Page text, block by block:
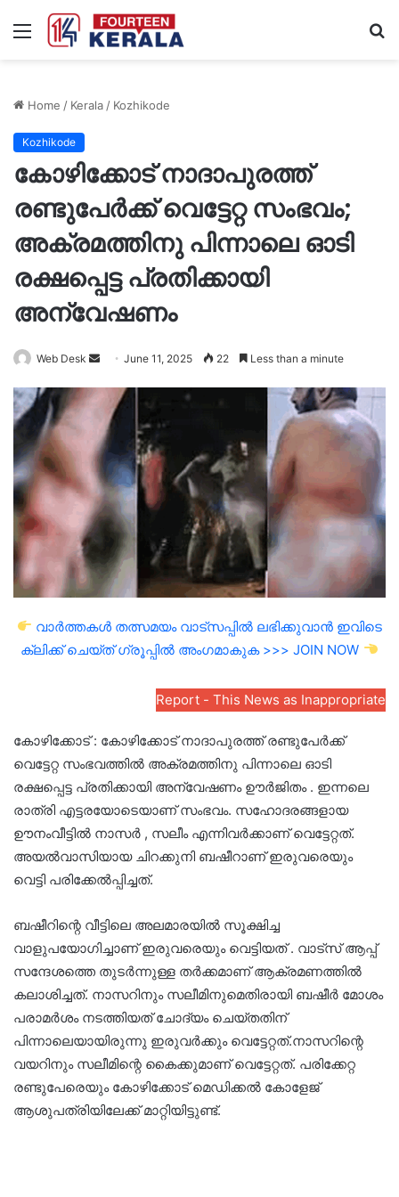
Menu
Home / Kerala/ Kozhikode
Kozhikode
കോഴിക്കോട് നാദാപുരത്ത്
രണ്ടുപേർക്ക് വെട്ടേറ്റ സംഭവം;
അക്രമത്തിനു പിന്നാലെ ഓടി
രക്ഷപ്പെട്ട പ്രതിക്കായി
അന്വേഷണം
Web Desk
Send
email
June 11, 2025 22 Less than a minute
വാർത്തകൾ തത്സമയം വാട്സപ്പിൽ ലഭിക്കുവാൻ ഇവിടെ
ക്ലിക്ക് ചെയ്ത് ഗ്രൂപ്പിൽ അംഗമാകുക >>> JOIN NOW
Report - This News as Inappropriate
കോഴിക്കോട് : കോഴിക്കോട് നാദാപുരത്ത് രണ്ടുപേർക്ക്
വെട്ടേറ്റ സംഭവത്തിൽ അക്രമത്തിനു പിന്നാലെ ഓടി
രക്ഷപ്പെട്ട പ്രതിക്കായി അന്വേഷണം ഊർജിതം . ഇന്നലെ
രാത്രി എട്ടരയോടെയാണ് സംഭവം. സഹോദരങ്ങളായ
ഊനംവീട്ടിൽ നാസർ , സലീം എന്നിവർക്കാണ് വെട്ടേറ്റത്.
അയൽവാസിയായ ചിറക്കുനി ബഷീറാണ് ഇരുവരെയും
വെട്ടി പരിക്കേൽപ്പിച്ചത്.
ബഷീറിന്റെ വീട്ടിലെ അലമാരയിൽ സൂക്ഷിച്ച
വാളുപയോഗിച്ചാണ് ഇരുവരെയും വെട്ടിയത് . വാട്സ് ആപ്പ്
സന്ദേശത്തെ തുടർന്നുള്ള തർക്കമാണ് ആക്രമണത്തിൽ
കലാശിച്ചത്. നാസറിനും സലീമിനുമെതിരായി ബഷീർ മോശം
പരാമർശം നടത്തിയത് ചോദ്യം ചെയ്തതിന്
പിന്നാലെയായിരുന്നു ഇരുവർക്കും വെട്ടേറ്റത്.നാസറിന്റെ
വയറിനും സലീമിന്റെ കൈക്കുമാണ് വെട്ടേറ്റത്. പരിക്കേറ്റ
രണ്ടുപേരെയും കോഴിക്കോട് മെഡിക്കൽ കോളേജ്
ആശുപത്രിയിലേക്ക് മാറ്റിയിട്ടുണ്ട്.